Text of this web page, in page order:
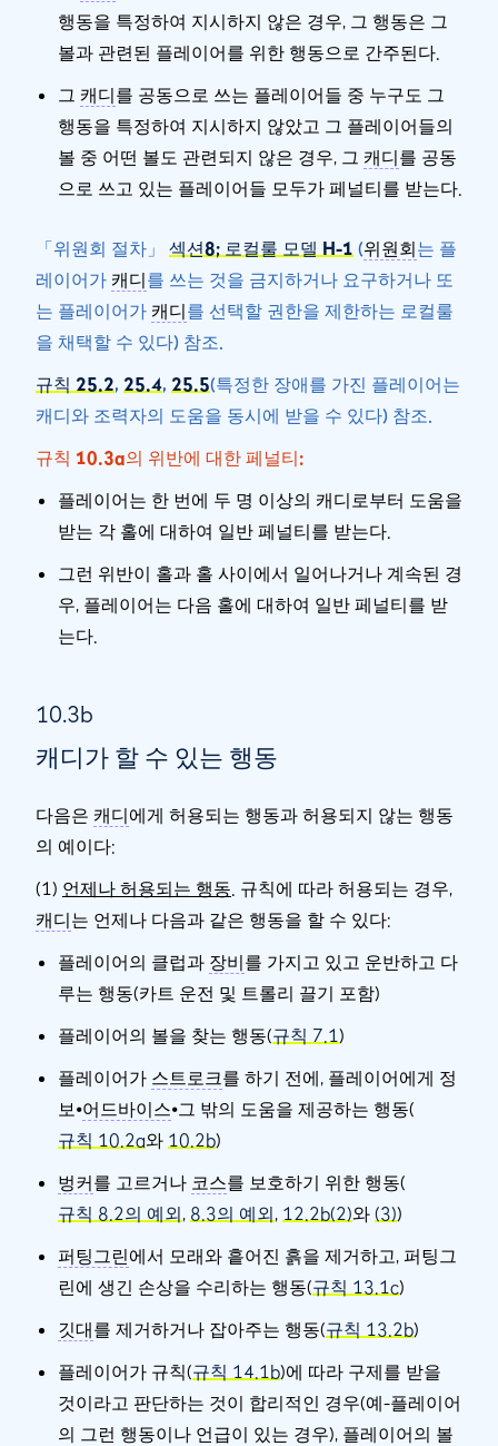
행동을 특정하여 지시하지 않은 경우, 그 행동은 그
볼과 관련된 플레이어를 위한 행동으로 간주된다.
그 캐디를 공동으로 쓰는 플레이어들 중 누구도 그
행동을 특정하여 지시하지 않았고 그 플레이어들의
볼 중 어떤 볼도 관련되지 않은 경우, 그 캐디를 공동
으로 쓰고 있는 플레이어들 모두가 페널티를 받는다.
「위원회 절차」 섹션8; 로컬룰 모델 H-1 (위원회는 플
레이어가 캐디를 쓰는 것을 금지하거나 요구하거나 또
는 플레이어가 캐디를 선택할 권한을 제한하는 로컬룰
을 채택할 수 있다) 참조.
규칙 25.2, 25.4, 25.5(특정한 장애를 가진 플레이어는
캐디와 조력자의 도움을 동시에 받을 수 있다) 참조.
규칙 10.3a의 위반에 대한 페널티:
플레이어는 한 번에 두 명 이상의 캐디로부터 도움을
받는 각 홀에 대하여 일반 페널티를 받는다.
그런 위반이 홀과 홀 사이에서 일어나거나 계속된 경
우, 플레이어는 다음 홀에 대하여 일반 페널티를 받
는다.
10.3b
캐디가 할 수 있는 행동
다음은 캐디에게 허용되는 행동과 허용되지 않는 행동
의 예이다:
(1) 언제나 허용되는 행동 . 규칙에 따라 허용되는 경우,
캐디는 언제나 다음과 같은 행동을 할 수 있다:
플레이어의 클럽과 장비를 가지고 있고 운반하고 다
루는 행동(카트 운전 및 트롤리 끌기 포함)
플레이어의 볼을 찾는 행동(규칙 7.1 )
플레이어가 스트로크를 하기 전에, 플레이어에게 정
보⦁어드바이스⦁그 밖의 도움을 제공하는 행동(
규칙 10.2a와 10.2b)
벙커를 고르거나 코스를 보호하기 위한 행동(
규칙 8.2의 예외, 8.3의 예외, 12.2b(2)와 (3))
퍼팅그린에서 모래와 흩어진 흙을 제거하고, 퍼팅그
린에 생긴 손상을 수리하는 행동(규칙 13.1c)
깃대를 제거하거나 잡아주는 행동(규칙 13.2b)
플레이어가 규칙(규칙 14.1b)에 따라 구제를 받을
것이라고 판단하는 것이 합리적인 경우(예-플레이어
의 그런 행동이나 언급이 있는 경우), 플레이어의 볼